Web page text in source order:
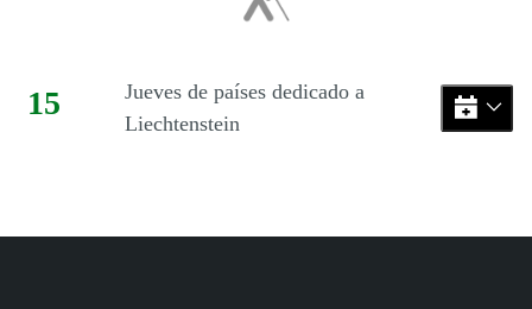
Día:
15
Jueves de países dedicado a
Liechtenstein